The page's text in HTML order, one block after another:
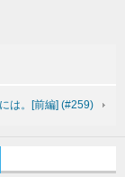
は。[前編] (#259)